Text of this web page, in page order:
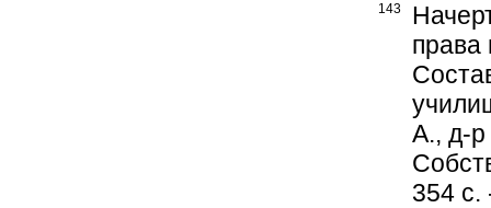
143
права
А., д-
354 с.